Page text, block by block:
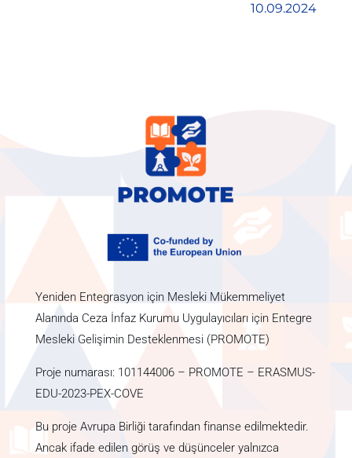
10.09.2024
Yeniden Entegrasyon için Mesleki Mükemmeliyet
Alanında Ceza İnfaz Kurumu Uygulayıcıları için Entegre
Mesleki Gelişimin Desteklenmesi (PROMOTE)
Proje numarası: 101144006 – PROMOTE – ERASMUS-
EDU-2023-PEX-COVE
Bu proje Avrupa Birliği tarafından finanse edilmektedir.
Ancak ifade edilen görüş ve düşünceler yalnızca